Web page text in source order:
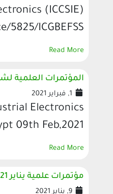
(ICCSIE)
ICGBEFSS/ …
Read More
المؤتمرات العلمية لشهر
Electronics
09th Feb,2021…
Read More
مؤتمرات علمية يناير 2021